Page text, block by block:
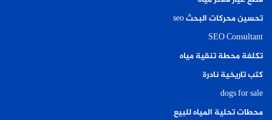
تحسين محركات البحث seo
SEO Consultant
تكلفة محطة تنقية مياه
كتب تاريخية نادرة
dogs for sale
محطات تحلية المياه للبيع